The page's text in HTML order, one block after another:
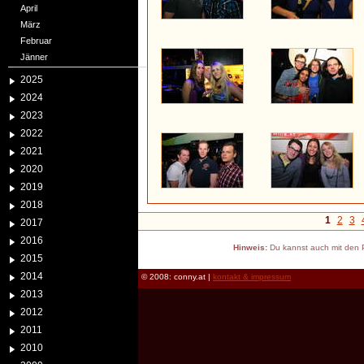
April
März
Februar
Jänner
2025
2024
2023
2022
2021
2020
2019
2018
2017
2016
2015
2014
2013
2012
2011
2010
1 2 3
Hinweis:Du kannst auch mit den
© 2008: conny.at | kontakt & impressum